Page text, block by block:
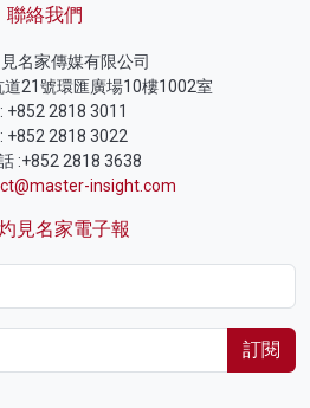
聯絡我們
名家傳媒有限公司
道21號環匯廣場10樓1002室
+852 2818 3011
+852 2818 3022
:+852 2818 3638
insight.com
見名家電子報
訂閱